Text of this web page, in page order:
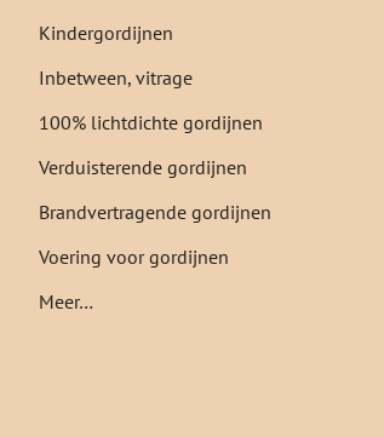
Kindergordijnen
Inbetween, vitrage
100% lichtdichte gordijnen
Verduisterende gordijnen
Brandvertragende gordijnen
Voering voor gordijnen
Meer…